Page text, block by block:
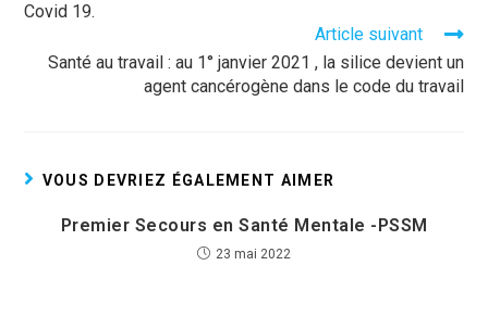
Covid 19.
Article suivant
Santé au travail : au 1° janvier 2021 , la silice devient un
agent cancérogène dans le code du travail
VOUS DEVRIEZ ÉGALEMENT AIMER
Premier Secours en Santé Mentale -PSSM
23 mai 2022